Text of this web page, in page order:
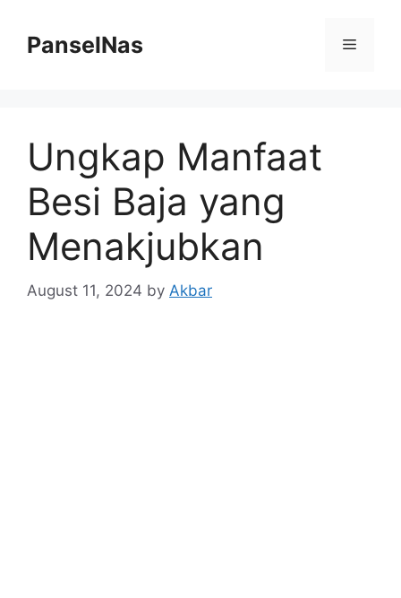
contentPanselNas Menu
Ungkap Manfaat
Besi Baja yang
Menakjubkan
August 11, 2024 by Akbar